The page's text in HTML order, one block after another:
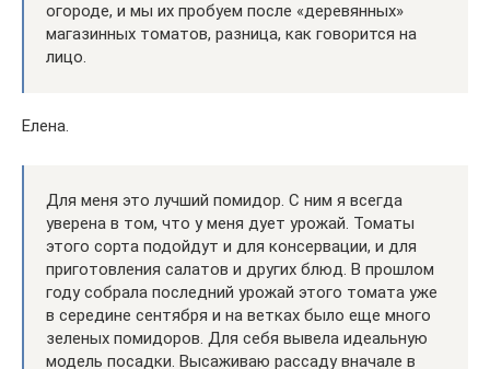
огороде, и мы их пробуем после «деревянных»
магазинных томатов, разница, как говорится на
лицо.
Елена.
Для меня это лучший помидор. С ним я всегда
уверена в том, что у меня дует урожай. Томаты
этого сорта подойдут и для консервации, и для
приготовления салатов и других блюд. В прошлом
году собрала последний урожай этого томата уже
в середине сентября и на ветках было еще много
зеленых помидоров. Для себя вывела идеальную
модель посадки. Высаживаю рассаду вначале в